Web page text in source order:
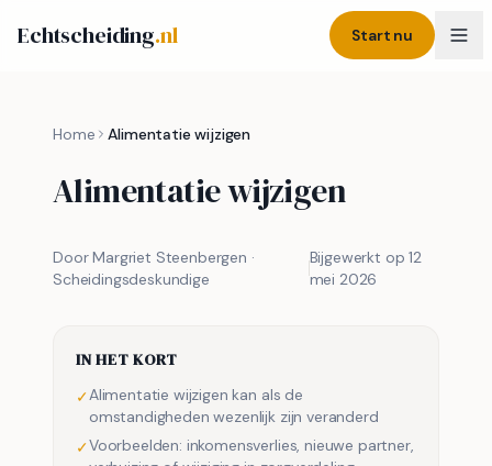
Echtscheiding.nl Start nu
Home Alimentatie wijzigen
Alimentatie wijzigen
Door Margriet Steenbergen ·
Scheidingsdeskundige
Bijgewerkt op 12
mei 2026
IN HET KORT
✓Alimentatie wijzigen kan als de
omstandigheden wezenlijk zijn veranderd
✓Voorbeelden: inkomensverlies, nieuwe partner,